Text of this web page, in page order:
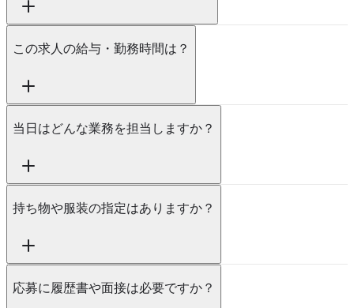
この求人の給与・勤務時間は？
当日はどんな業務を担当しますか？
持ち物や服装の指定はありますか？
応募に履歴書や面接は必要ですか？